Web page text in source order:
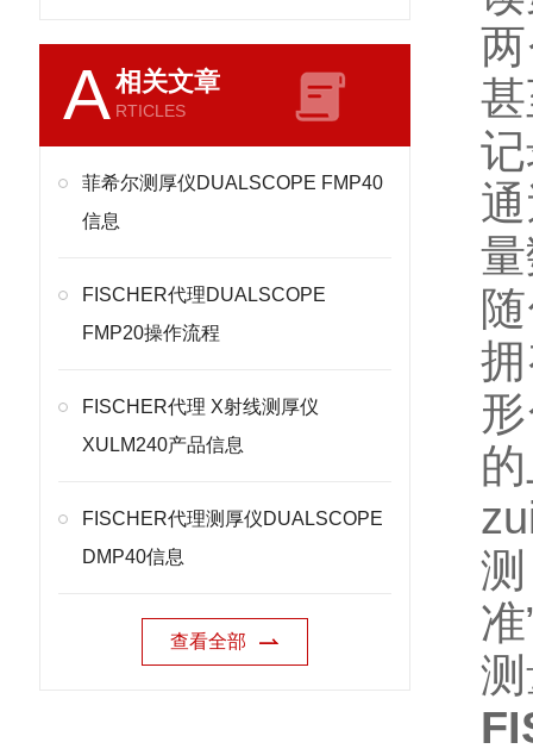
A相关文章
RTICLES
菲希尔测厚仪DUALSCOPE FMP40
信息
FISCHER代理DUALSCOPE
FMP20操作流程
FISCHER代理 X射线测厚仪
XULM240产品信息
FISCHER代理测厚仪DUALSCOPE
DMP40信息
查看全部